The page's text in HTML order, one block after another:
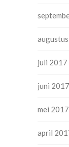
juli 2017
juni 2017
mei 2017
april